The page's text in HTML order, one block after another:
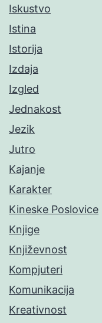
Iskustvo
Istina
Istorija
Izdaja
Izgled
Jednakost
Jezik
Jutro
Kajanje
Karakter
Kineske Poslovice
Knjige
Književnost
Kompjuteri
Komunikacija
Kreativnost